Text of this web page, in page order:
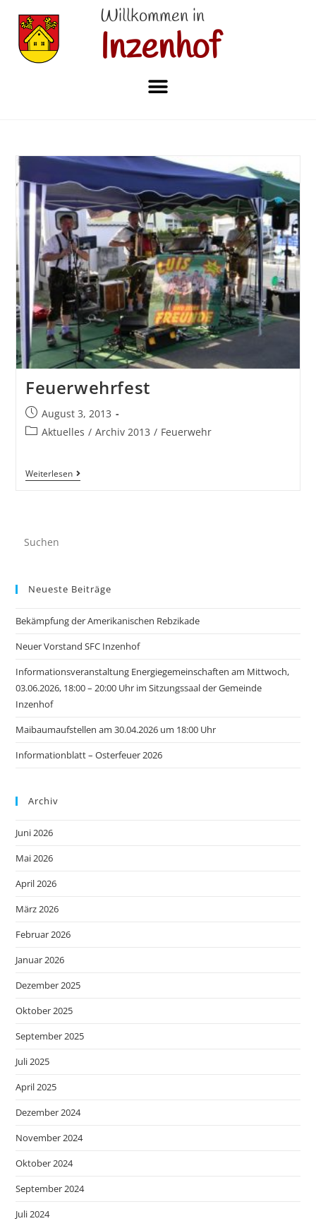
Willkommen in
Inzenhof
Feuerwehrfest
August 3, 2013
Aktuelles / Archiv 2013 / Feuerwehr
Weiterlesen
Neueste Beiträge
Bekämpfung der Amerikanischen Rebzikade
Neuer Vorstand SFC Inzenhof
Informationsveranstaltung Energiegemeinschaften am Mittwoch,
03.06.2026, 18:00 – 20:00 Uhr im Sitzungssaal der Gemeinde
Inzenhof
Maibaumaufstellen am 30.04.2026 um 18:00 Uhr
Informationblatt – Osterfeuer 2026
Archiv
Juni 2026
Mai 2026
April 2026
März 2026
Februar 2026
Januar 2026
Dezember 2025
Oktober 2025
September 2025
Juli 2025
April 2025
Dezember 2024
November 2024
Oktober 2024
September 2024
Juli 2024